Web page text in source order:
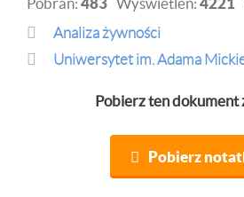
analiza żywności
Uniwersytet im. Adama
Pobierz ten dokument
Pobierz